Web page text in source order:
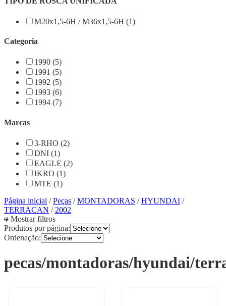
M20x1,5-6H / M36x1,5-6H (1)
Categoria
1990 (5)
1991 (5)
1992 (5)
1993 (6)
1994 (7)
Marcas
3-RHO (2)
DNI (1)
EAGLE (2)
IKRO (1)
MTE (1)
Página inicial /Peças /MONTADORAS /HYUNDAI /
TERRACAN / 2002
Mostrar filtros
Produtos por página:
Ordenação:
pecas/montadoras/hyundai/